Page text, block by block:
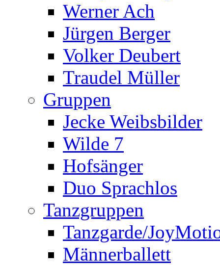
Werner Ach
Jürgen Berger
Volker Deubert
Traudel Müller
Gruppen
Jecke Weibsbilder
Wilde 7
Hofsänger
Duo Sprachlos
Tanzgruppen
Tanzgarde/
Männerballett